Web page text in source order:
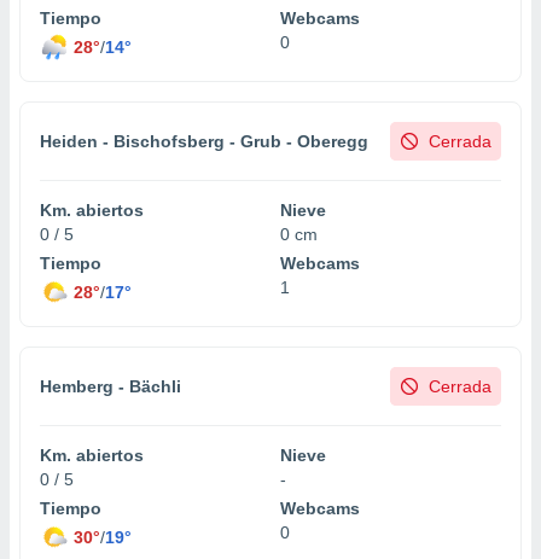
Tiempo
28°/14°
Webcams
0
Heiden - Bischofsberg - Grub - Oberegg Cerrada
Km. abiertos
0 / 5
Nieve
0 cm
Tiempo
28°/17°
Webcams
1
Hemberg - Bächli Cerrada
Km. abiertos
0 / 5
Nieve
-
Tiempo
30°/19°
Webcams
0